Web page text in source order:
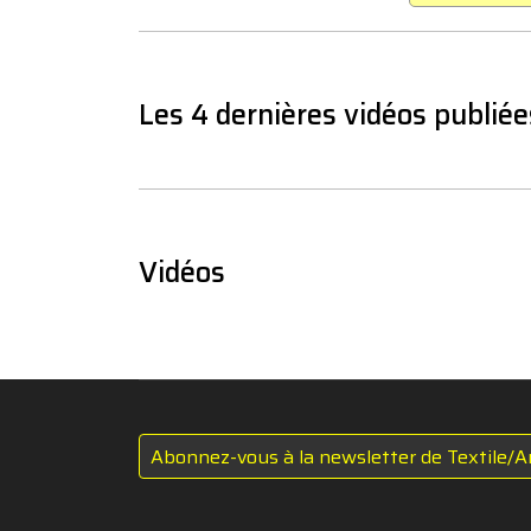
Les 4 dernières vidéos
Vidéos
Abonnez-vous à la newsletter de Textile/